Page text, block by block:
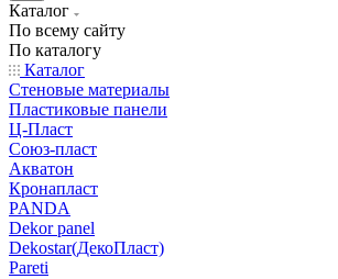
Каталог
По всему сайту
По каталогу
Каталог
Стеновые материалы
Пластиковые панели
Ц-Пласт
Союз-пласт
Акватон
Кронапласт
PANDA
Dekor panel
Dekostar(ДекоПласт)
Pareti